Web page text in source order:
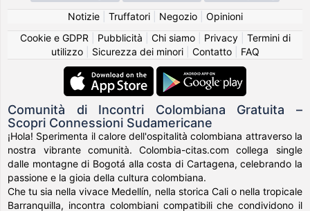
Notizie| Truffatori| Negozio| Opinioni
Cookie e GDPR
Pubblicità Chi siamo| Privacy| Termini di
utilizzo| Sicurezza dei minori| Contatto| FAQ
Comunità di Incontri Colombiana Gratuita –
Scopri Connessioni Sudamericane
¡Hola! Sperimenta il calore dell'ospitalità colombiana attraverso la
nostra vibrante comunità. Colombia-citas.com collega single
dalle montagne di Bogotá alla costa di Cartagena, celebrando la
passione e la gioia della cultura colombiana.
Che tu sia nella vivace Medellín, nella storica Cali o nella tropicale
Barranquilla, incontra colombiani compatibili che condividono il